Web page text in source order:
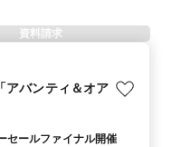
資料請求
アバンティ＆オア
セールファイナル開催